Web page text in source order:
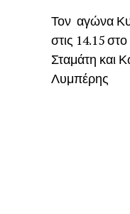
Τον αγώνα
στις 14.15
Σταμάτη και
Λυμπέρης